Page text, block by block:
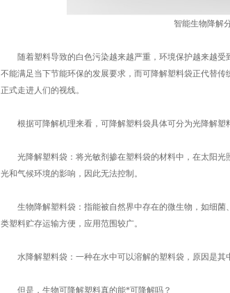
智能生物降解
随着塑料导致的白色污染越来越严重，环境保护越来越受
不能满足当下节能环保的发展要求，而可降解塑料袋正代替
正式走进人们的视线。
根据可降解机理来看，可降解塑料袋具体可分为光降解塑
光降解塑料袋：将光敏剂掺在塑料袋的材料中，在太阳光
光和气候环境的影响，因此无法控制。
生物降解塑料袋：指能被自然界中存在的微生物，如细菌
类塑料贮存运输方便，应用范围较广。
水降解塑料袋：一种在水中可以溶解的塑料袋，原因是其
但是，生物可降解塑料真的能*可降解吗？